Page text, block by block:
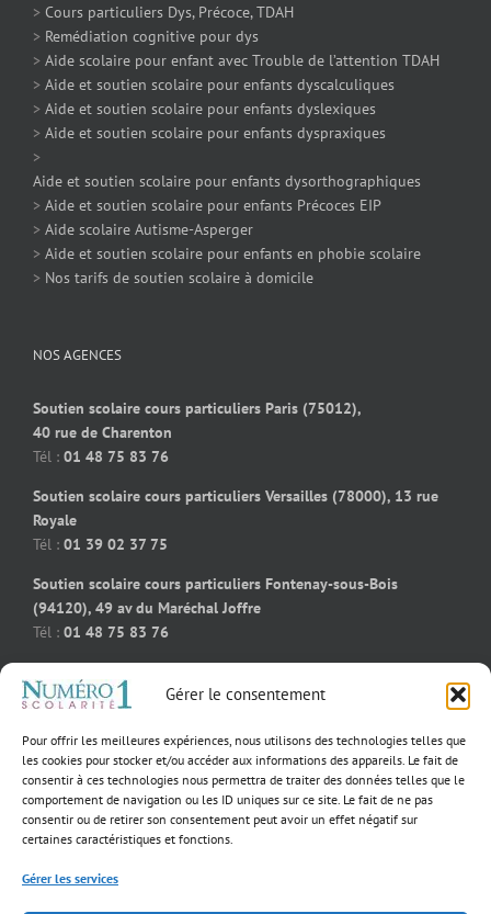
Gérer le consentement
Pour offrir les meilleures expériences, nous utilisons des technologies telles que
les cookies pour stocker et/ou accéder aux informations des appareils. Le fait de
consentir à ces technologies nous permettra de traiter des données telles que le
comportement de navigation ou les ID uniques sur ce site. Le fait de ne pas
consentir ou de retirer son consentement peut avoir un effet négatif sur
certaines caractéristiques et fonctions.
Gérer les services
> Cours particuliers Dys, Précoce, TDAH
> Remédiation cognitive pour dys
> Aide scolaire pour enfant avec Trouble de l’attention TDAH
> Aide et soutien scolaire pour enfants dyscalculiques
> Aide et soutien scolaire pour enfants dyslexiques
> Aide et soutien scolaire pour enfants dyspraxiques
>
Aide et soutien scolaire pour enfants dysorthographiques
> Aide et soutien scolaire pour enfants Précoces EIP
> Aide scolaire Autisme-Asperger
> Aide et soutien scolaire pour enfants en phobie scolaire
> Nos tarifs de soutien scolaire à domicile
NOS AGENCES
Soutien scolaire cours particuliers Paris (75012),
40 rue de Charenton
Tél : 01 48 75 83 76
Soutien scolaire cours particuliers Versailles (78000), 13 rue
Royale
Tél : 01 39 02 37 75
Soutien scolaire cours particuliers Fontenay-sous-Bois
(94120), 49 av du Maréchal Joffre
Tél : 01 48 75 83 76
rue des bourguignons
Soutien scolaire cours particuliers Massy (91300), 55 rue
Jeanne D’Arc
Tél :01 39 02 60 23